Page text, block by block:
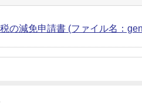
の減免申請書 (ファイル名：